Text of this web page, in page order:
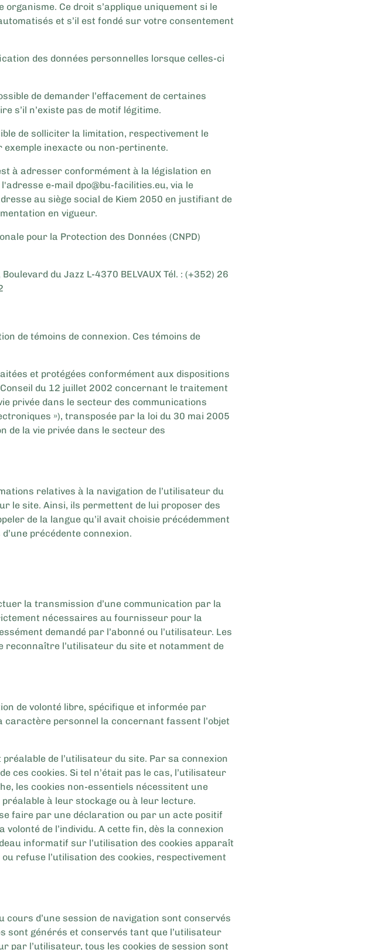
Ce droit s’applique uniquement si le
et s’il est fondé sur votre consentement
des données personnelles lorsque celles-ci
de demander l’effacement de certaines
s’il n’existe pas de motif légitime.
de solliciter la limitation, respectivement le
inexacte ou non-pertinente.
à adresser conformément à la législation en
e-mail dpo@bu-facilities.eu, via le
au siège social de Kiem 2050 en justifiant de
en vigueur.
pour la Protection des Données (CNPD)
du Jazz L-4370 BELVAUX Tél. : (+352) 26
de témoins de connexion. Ces témoins de
et protégées conformément aux dispositions
du 12 juillet 2002 concernant le traitement
privée dans le secteur des communications
»), transposée par la loi du 30 mai 2005
de la vie privée dans le secteur des
relatives à la navigation de l’utilisateur du
le site. Ainsi, ils permettent de lui proposer des
de la langue qu’il avait choisie précédemment
précédente connexion.
la transmission d’une communication par la
nécessaires au fournisseur pour la
demandé par l’abonné ou l’utilisateur. Les
reconnaître l’utilisateur du site et notamment de
de volonté libre, spécifique et informée par
caractère personnel la concernant fassent l’objet
de l’utilisateur du site. Par sa connexion
ces cookies. Si tel n’était pas le cas, l’utilisateur
les cookies non-essentiels nécessitent une
à leur stockage ou à leur lecture.
faire par une déclaration ou par un acte positif
de l’individu. A cette fin, dès la connexion
informatif sur l’utilisation des cookies apparaît
refuse l’utilisation des cookies, respectivement
d’une session de navigation sont conservés
sont générés et conservés tant que l’utilisateur
par l’utilisateur, tous les cookies de session sont